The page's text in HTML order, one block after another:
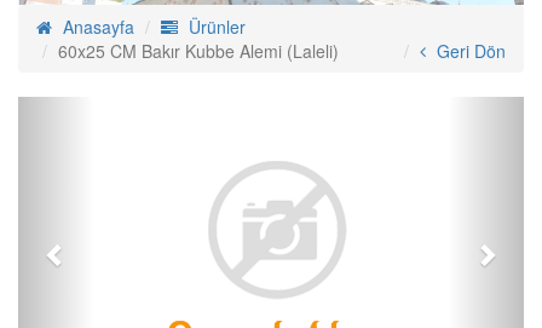
Anasayfa
Ürünler
60x25 CM Bakır Kubbe Alemi (Laleli)
Geri Dön